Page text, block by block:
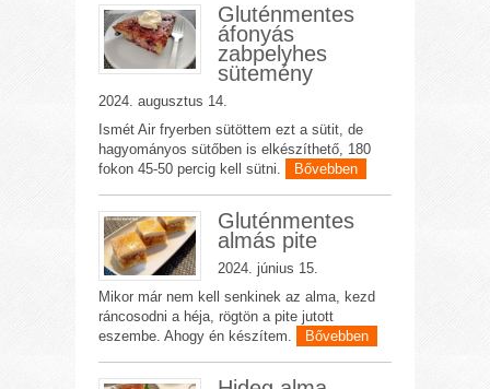
Gluténmentes
áfonyás
zabpelyhes
sütemény
2024. augusztus 14.
Ismét Air fryerben sütöttem ezt a sütit, de
hagyományos sütőben is elkészíthető, 180
fokon 45-50 percig kell sütni.
Bővebben
Gluténmentes
almás pite
2024. június 15.
Mikor már nem kell senkinek az alma, kezd
ráncosodni a héja, rögtön a pite jutott
eszembe. Ahogy én készítem.
Bővebben